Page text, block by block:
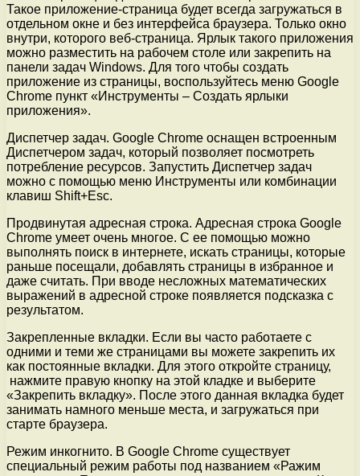
Такое приложение-страница будет всегда загружаться в
отдельном окне и без интерфейса браузера. Только окно
внутри, которого веб-страница. Ярлык такого приложения
можно разместить на рабочем столе или закрепить на
панели задач Windows. Для того чтобы создать
приложение из страницы, воспользуйтесь меню Google
Chrome пункт «Инструменты – Создать ярлыки
приложения».
Диспетчер задач. Google Chrome оснащен встроенным
Диспетчером задач, который позволяет посмотреть
потребление ресурсов. Запустить Диспетчер задач
можно с помощью меню Инструменты или комбинации
клавиш Shift+Esc.
Продвинутая адресная строка. Адресная строка Google
Chrome умеет очень многое. С ее помощью можно
выполнять поиск в интернете, искать страницы, которые
раньше посещали, добавлять страницы в избранное и
даже считать. При вводе несложных математических
выражений в адресной строке появляется подсказка с
результатом.
Закрепленные вкладки. Если вы часто работаете с
одними и теми же страницами вы можете закрепить их
как постоянные вкладки. Для этого откройте страницу,
нажмите правую кнопку на этой кладке и выберите
«Закрепить вкладку». После этого данная вкладка будет
занимать намного меньше места, и загружаться при
старте браузера.
Режим инкогнито. В Google Chrome существует
специальный режим работы под названием «Ражим